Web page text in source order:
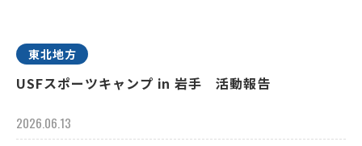
東北地方
USFスポーツキャンプ in 岩手 活動報告
2026.06.13